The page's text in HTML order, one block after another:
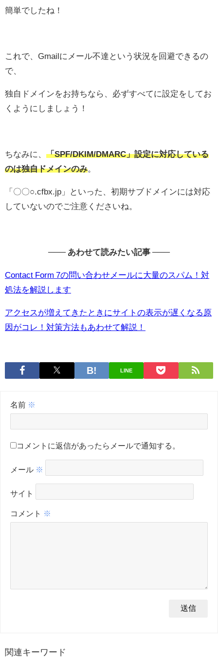
簡単でしたね！
これで、Gmailにメール不達という状況を回避できるの
で、
独自ドメインをお持ちなら、必ずすべてに設定をしてお
くようにしましょう！
ちなみに、 「SPF/DKIM/DMARC」設定に対応している
のは独自ドメインのみ
「〇〇○.cfbx.jp」といった、初期サブドメインには対応
していないのでご注意くださいね。
─── あわせて読みたい記事 ───
Contact Form 7の問い合わせメールに大量のスパム！対
処法を解説します
アクセスが増えてきたときにサイトの表示が遅くなる原
因がコレ！対策方法もあわせて解説！
LINE
コメント ※
名前 ※
メール ※
サイト
コメントに返信があったらメールで通知する。
関連キーワード